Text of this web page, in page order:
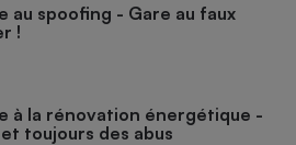
au spoofing - Gare au faux
!
à la rénovation énergétique -
toujours des abus